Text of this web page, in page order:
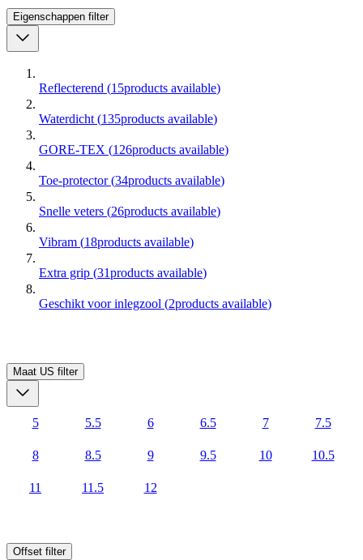
Eigenschappen filter
Reflecterend (15products available)
Waterdicht (135products available)
GORE-TEX (126products available)
Toe-protector (34products available)
Snelle veters (26products available)
Vibram (18products available)
Extra grip (31products available)
Geschikt voor inlegzool (2products available)
Maat US filter
5 5.5 6 6.5 7 7.5
8 8.5 9 9.5 10 10.5
11 11.5 12
Offset filter